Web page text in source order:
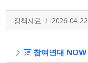
정책자료 2026-04-22
참여연대 NOW